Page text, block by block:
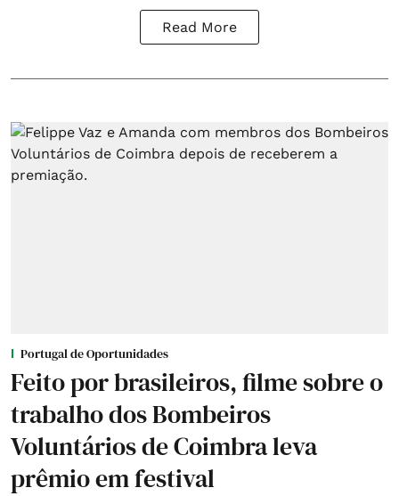
Read More
Portugal de Oportunidades
Feito por brasileiros, filme sobre o
trabalho dos Bombeiros
Voluntários de Coimbra leva
prêmio em festival